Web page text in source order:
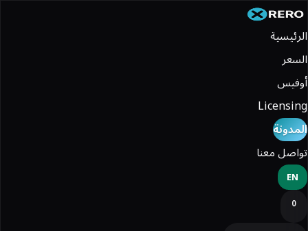
الرئيسية
السعر
أوفيس
Licensing
المدونة
تواصل معنا
EN
0